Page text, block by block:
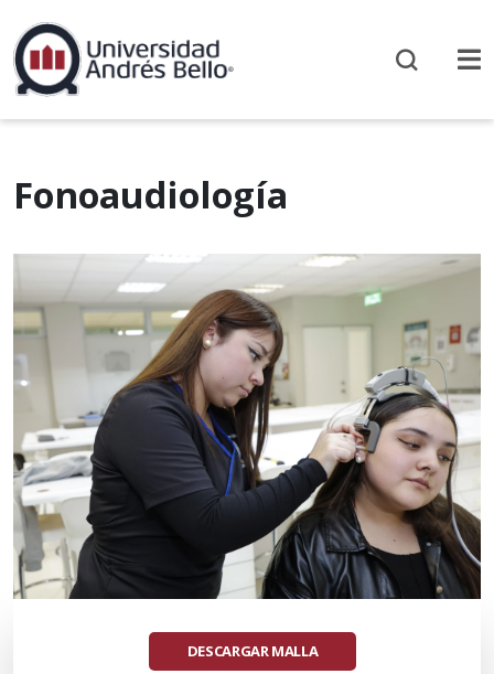
Fonoaudiología
DESCARGAR MALLA